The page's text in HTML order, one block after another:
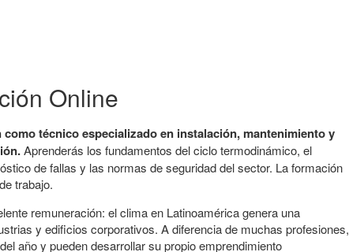
Online
técnico especializado en instalación, mantenimiento y
Aprenderás los fundamentos del ciclo termodinámico, el
de fallas y las normas de seguridad del sector. La formación
trabajo.
remuneración: el clima en Latinoamérica genera una
y edificios corporativos. A diferencia de muchas profesiones,
año y pueden desarrollar su propio emprendimiento